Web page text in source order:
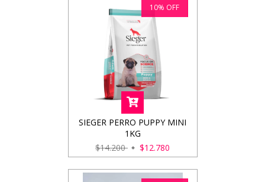
10% OFF
SIEGER PERRO PUPPY MINI
1KG
$14.200
$12.780